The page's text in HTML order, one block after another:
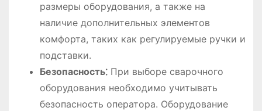
размеры оборудования, а также на
наличие дополнительных элементов
комфорта, таких как регулируемые ручки и
подставки.
Безопасность⁚При выборе сварочного
оборудования необходимо учитывать
безопасность оператора. Оборудование